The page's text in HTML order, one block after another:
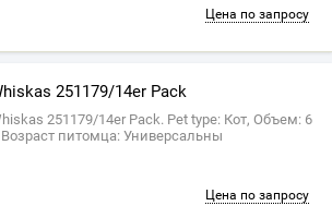
Цена по запросу
251179/14er Pack
251179/14er Pack. Pet type: Кот, Объем: 6
Возраст питомца: Универсальны
Цена по запросу